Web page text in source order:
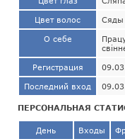
Цвет волос Сяды
О себе
Регистрация
Последний вход
ПЕРСОНАЛЬНАЯ
День Входы